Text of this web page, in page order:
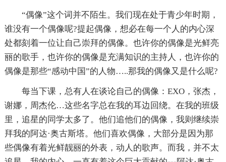
“偶像”这个词并不陌生。我们现在处于青少年时期，
谁没有一个偶像呢?提起偶像，想必在每一个人的内心深
处都刻着一位让自己崇拜的偶像。也许你的偶像是光鲜亮
丽的歌手，也许你的偶像是充满知识的主持人，也许你的
偶像是那些“感动中国”的人物…..那我的偶像又是什么呢?
每当下课，总有人在谈论自己的偶像：EXO，张杰，
谢娜，周杰伦…这些名字总在我的耳边回绕。在我的班级
里，追星的同学太多了。他们追他们的偶像，我则继续崇
拜我的阿达·奥古斯塔。他们喜欢偶像，大部分是因为那
些偶像有着光鲜靓丽的外表，动人的歌声。而我，并不太